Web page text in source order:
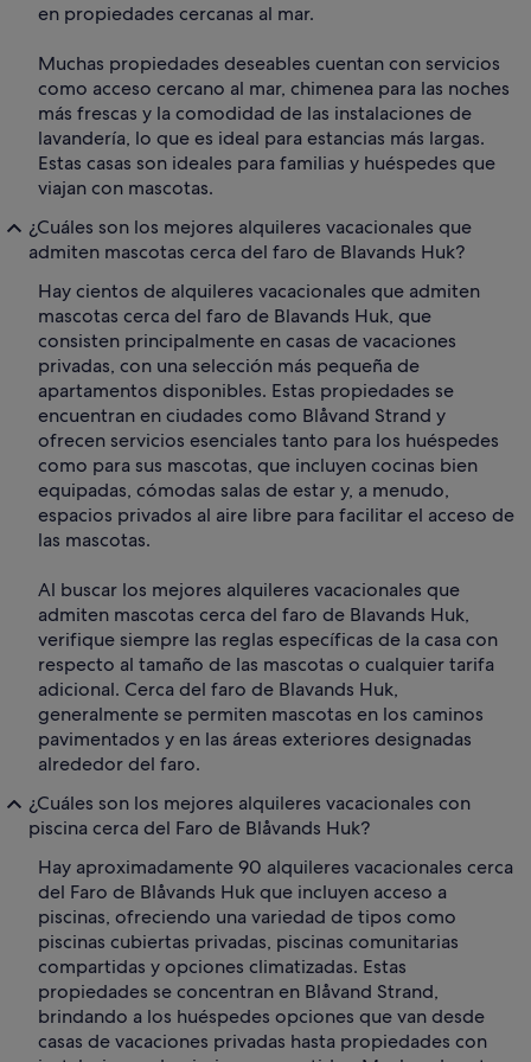
en propiedades cercanas al mar.
Muchas propiedades deseables cuentan con servicios
como acceso cercano al mar, chimenea para las noches
más frescas y la comodidad de las instalaciones de
lavandería, lo que es ideal para estancias más largas.
Estas casas son ideales para familias y huéspedes que
viajan con mascotas.
¿Cuáles son los mejores alquileres vacacionales que
admiten mascotas cerca del faro de Blavands Huk?
Hay cientos de alquileres vacacionales que admiten
mascotas cerca del faro de Blavands Huk, que
consisten principalmente en casas de vacaciones
privadas, con una selección más pequeña de
apartamentos disponibles. Estas propiedades se
encuentran en ciudades como Blåvand Strand y
ofrecen servicios esenciales tanto para los huéspedes
como para sus mascotas, que incluyen cocinas bien
equipadas, cómodas salas de estar y, a menudo,
espacios privados al aire libre para facilitar el acceso de
las mascotas.
Al buscar los mejores alquileres vacacionales que
admiten mascotas cerca del faro de Blavands Huk,
verifique siempre las reglas específicas de la casa con
respecto al tamaño de las mascotas o cualquier tarifa
adicional. Cerca del faro de Blavands Huk,
generalmente se permiten mascotas en los caminos
pavimentados y en las áreas exteriores designadas
alrededor del faro.
¿Cuáles son los mejores alquileres vacacionales con
piscina cerca del Faro de Blåvands Huk?
Hay aproximadamente 90 alquileres vacacionales cerca
del Faro de Blåvands Huk que incluyen acceso a
piscinas, ofreciendo una variedad de tipos como
piscinas cubiertas privadas, piscinas comunitarias
compartidas y opciones climatizadas. Estas
propiedades se concentran en Blåvand Strand,
brindando a los huéspedes opciones que van desde
casas de vacaciones privadas hasta propiedades con